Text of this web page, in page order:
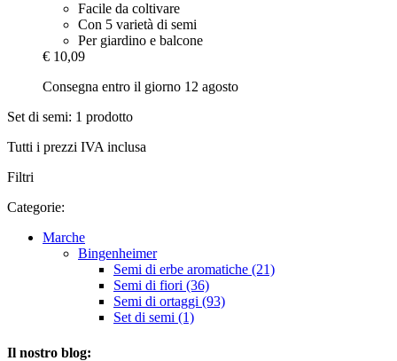
Facile da coltivare
Con 5 varietà di semi
Per giardino e balcone
€ 10,09
Consegna entro il giorno 12 agosto
Set di semi: 1 prodotto
Tutti i prezzi IVA inclusa
Filtri
Categorie:
Marche
Bingenheimer
Semi di erbe aromatiche (21)
Semi di fiori (36)
Semi di ortaggi (93)
Set di semi (1)
Il nostro blog: